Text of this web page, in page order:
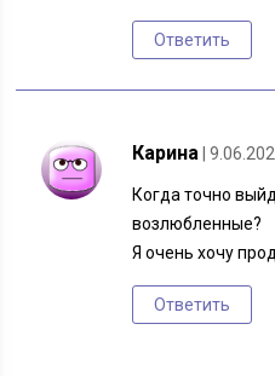
Ответить
Карина |
Когда точно
возлюбленные?
Я очень хочу
Ответить